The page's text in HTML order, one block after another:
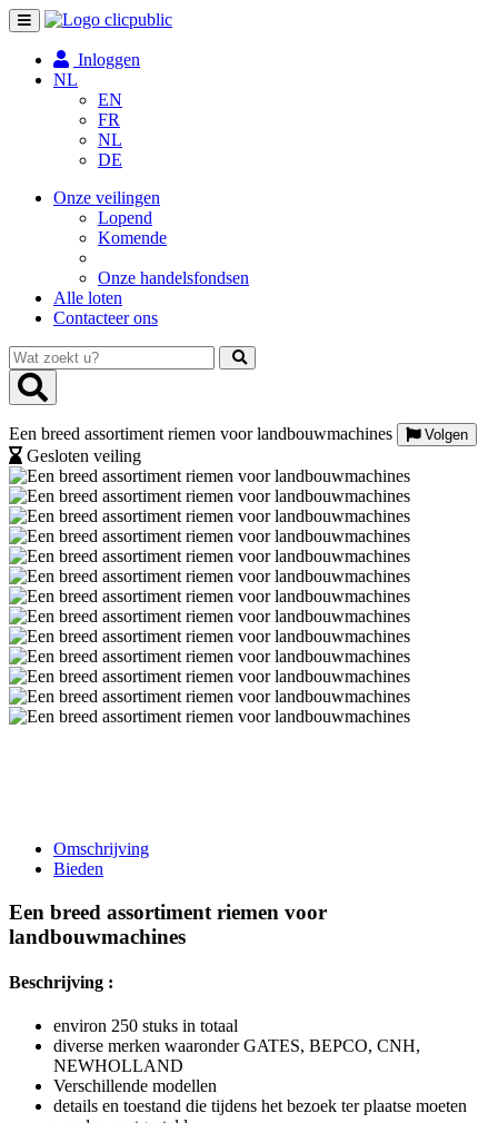
Toggle
navigation
Inloggen
NL
EN
FR
NL
DE
Onze veilingen
Lopend
Komende
Onze handelsfondsen
Alle loten
Contacteer ons
Wat
zoekt
u?
Een breed assortiment riemen voor landbouwmachines Volgen
Gesloten veiling
Omschrijving
Bieden
Een breed assortiment riemen voor
landbouwmachines
Beschrijving :
environ 250 stuks in totaal
diverse merken waaronder GATES, BEPCO, CNH,
NEWHOLLAND
Verschillende modellen
details en toestand die tijdens het bezoek ter plaatse moeten